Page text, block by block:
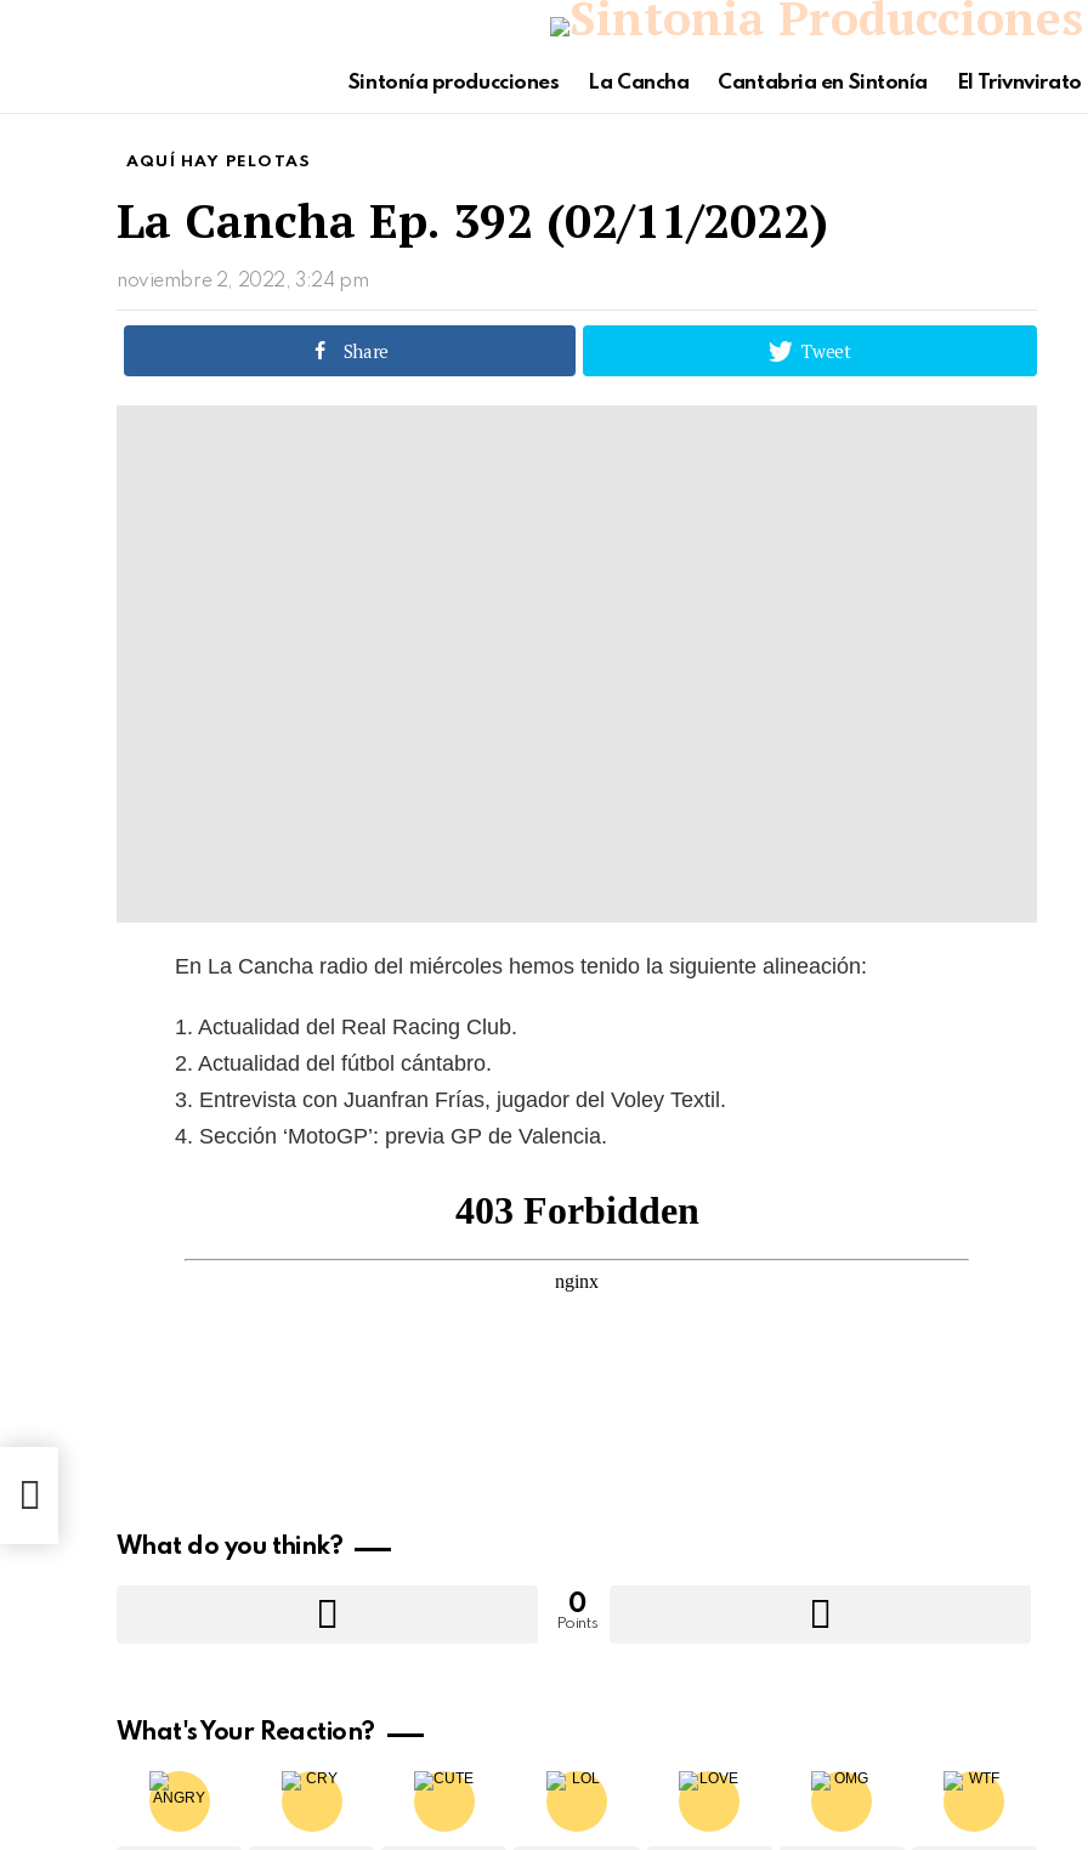
Sintonía producciones La Cancha Cantabria en Sintonía El Trivnvirato
AQUÍ HAY PELOTAS
La Cancha Ep. 392 (02/11/2022)
noviembre 2, 2022, 3:24 pm
Share Tweet
En La Cancha radio del miércoles hemos tenido la siguiente alineación:
1. Actualidad del Real Racing Club.
2. Actualidad del fútbol cántabro.
3. Entrevista con Juanfran Frías, jugador del Voley Textil.
4. Sección ‘MotoGP’: previa GP de Valencia.
What do you think?
0
Points
What's Your Reaction?